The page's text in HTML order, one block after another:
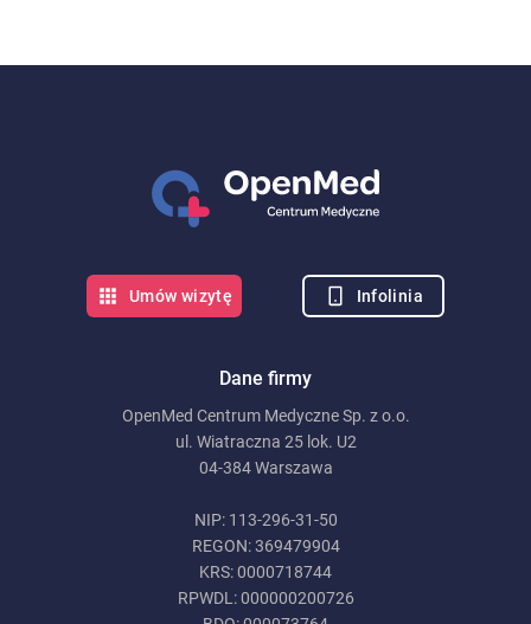
Dane firmy
OpenMed Centrum Medyczne Sp. z o.o.
ul. Wiatraczna 25 lok. U2
04-384 Warszawa
NIP: 113-296-31-50
REGON: 369479904
KRS: 0000718744
RPWDL: 000000200726
Umów wizytę Infolinia